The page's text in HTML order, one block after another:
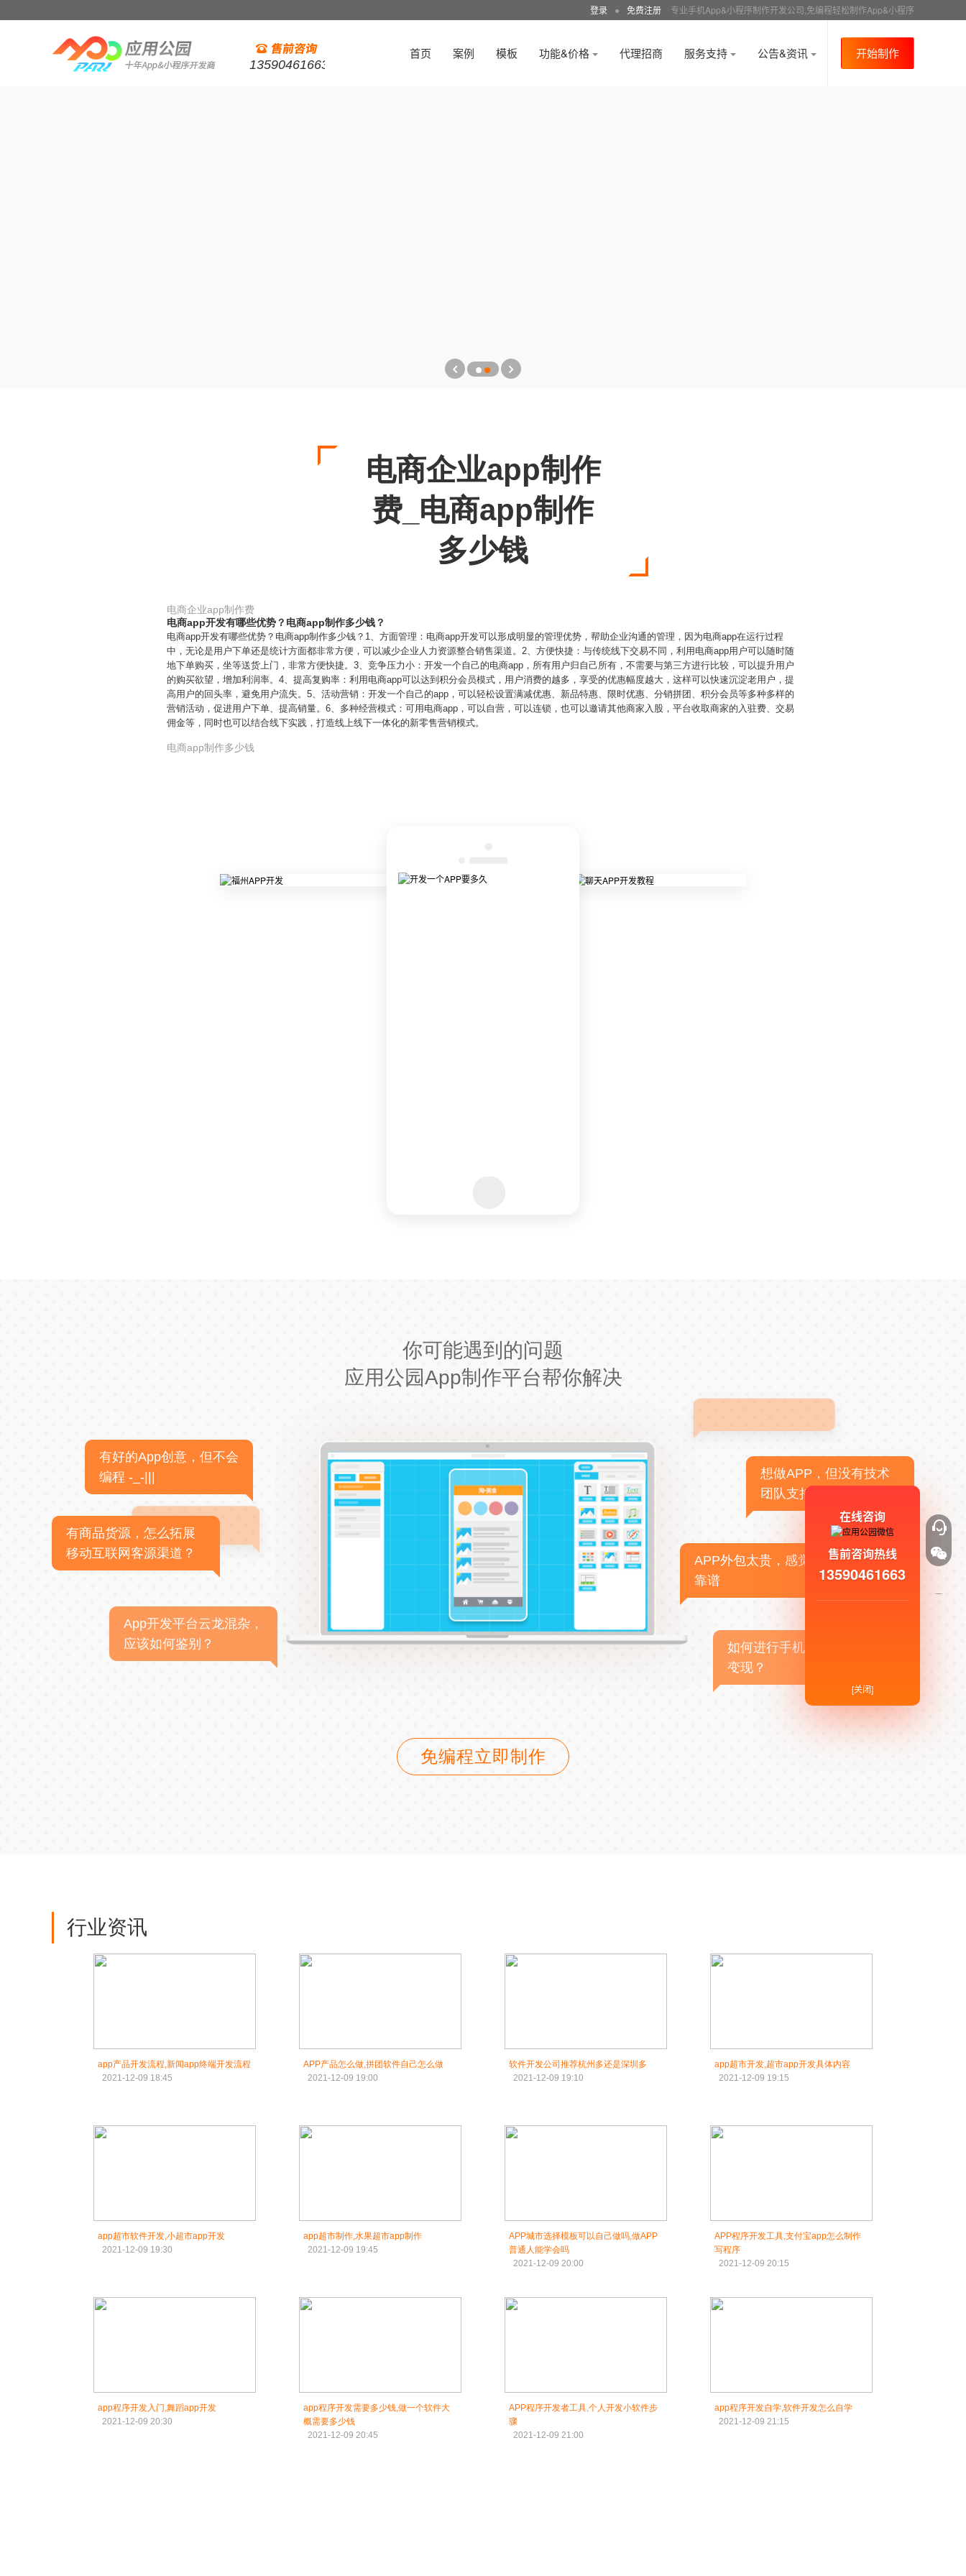
登录 ● 免费注册 专业手机App&小程序制作开发公司,免编程轻松制作App&小程序
13590461663
首页 案例 模板 功能&价格 代理招商 服务支持 公告&资讯 开始制作
电商企业app制作
费_电商app制作
多少钱
电商企业app制作费
电商app开发有哪些优势？电商app制作多少钱？
电商app开发有哪些优势？电商app制作多少钱？1、方面管理：电商app开发可以形成明显的管理优势，帮助企业沟通的管理，因为电商app在运行过程
中，无论是用户下单还是统计方面都非常方便，可以减少企业人力资源整合销售渠道。2、方便快捷：与传统线下交易不同，利用电商app用户可以随时随
地下单购买，坐等送货上门，非常方便快捷。3、竞争压力小：开发一个自己的电商app，所有用户归自己所有，不需要与第三方进行比较，可以提升用户
的购买欲望，增加利润率。4、提高复购率：利用电商app可以达到积分会员模式，用户消费的越多，享受的优惠幅度越大，这样可以快速沉淀老用户，提
高用户的回头率，避免用户流失。5、活动营销：开发一个自己的app，可以轻松设置满减优惠、新品特惠、限时优惠、分销拼团、积分会员等多种多样的
营销活动，促进用户下单、提高销量。6、多种经营模式：可用电商app，可以自营，可以连锁，也可以邀请其他商家入股，平台收取商家的入驻费、交易
佣金等，同时也可以结合线下实践，打造线上线下一体化的新零售营销模式。
电商app制作多少钱
你可能遇到的问题
应用公园App制作平台帮你解决
有好的App创意，但不会
编程 -_-|||
有商品货源，怎么拓展
移动互联网客源渠道？
App开发平台云龙混杂，
应该如何鉴别？
想做APP，但没有技术
团队支持
APP外包太贵，感觉不
靠谱
如何进行手机APP商业
变现？
免编程立即制作
行业资讯
app产品开发流程,新闻app终端开发流程
2021-12-09 18:45
APP产品怎么做,拼团软件自己怎么做
2021-12-09 19:00
软件开发公司推荐杭州多还是深圳多
2021-12-09 19:10
app超市开发,超市app开发具体内容
2021-12-09 19:15
app超市软件开发,小超市app开发
2021-12-09 19:30
app超市制作,水果超市app制作
2021-12-09 19:45
APP城市选择模板可以自己做吗,做APP
普通人能学会吗
2021-12-09 20:00
APP程序开发工具,支付宝app怎么制作
写程序
2021-12-09 20:15
app程序开发入门,舞蹈app开发
2021-12-09 20:30
app程序开发需要多少钱,做一个软件大
概需要多少钱
2021-12-09 20:45
APP程序开发者工具,个人开发小软件步
骤
2021-12-09 21:00
app程序开发自学,软件开发怎么自学
2021-12-09 21:15
在线咨询
售前咨询热线
13590461663
[关闭]